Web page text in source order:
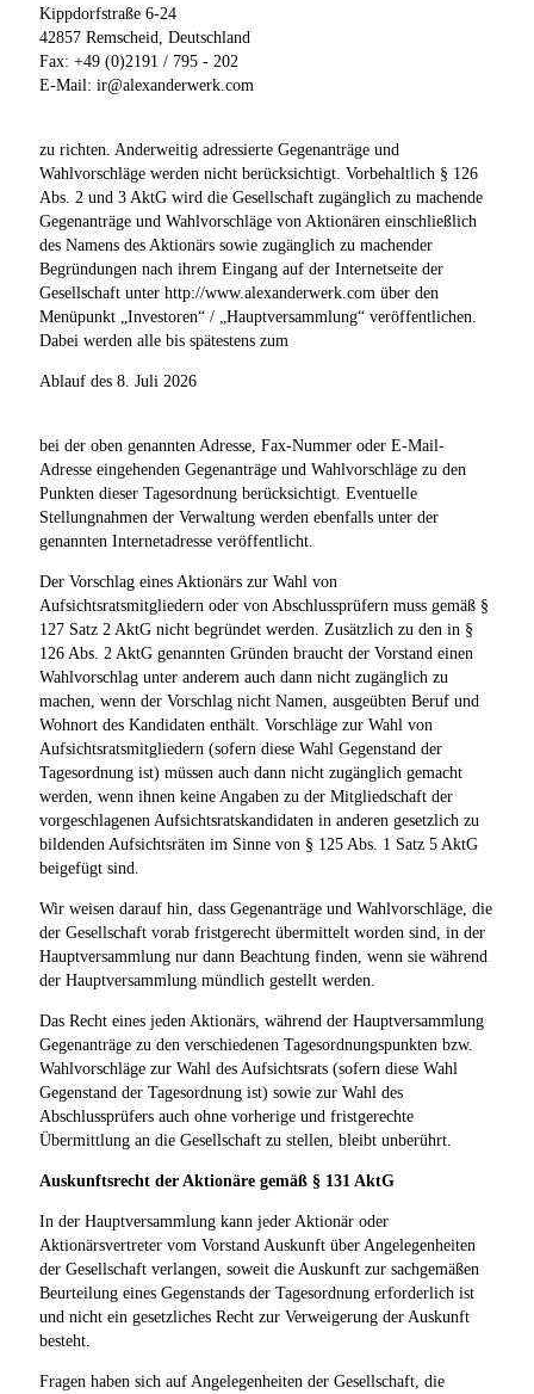
Kippdorfstraße 6-24
42857 Remscheid, Deutschland
Fax: +49 (0)2191 / 795 - 202
E-Mail: ir@alexanderwerk.com
zu richten. Anderweitig adressierte Gegenanträge und
Wahlvorschläge werden nicht berücksichtigt. Vorbehaltlich § 126
Abs. 2 und 3 AktG wird die Gesellschaft zugänglich zu machende
Gegenanträge und Wahlvorschläge von Aktionären einschließlich
des Namens des Aktionärs sowie zugänglich zu machender
Begründungen nach ihrem Eingang auf der Internetseite der
Gesellschaft unter http://www.alexanderwerk.com über den
Menüpunkt „Investoren“ / „Hauptversammlung“ veröffentlichen.
Dabei werden alle bis spätestens zum
Ablauf des 8. Juli 2026
bei der oben genannten Adresse, Fax-Nummer oder E-Mail-
Adresse eingehenden Gegenanträge und Wahlvorschläge zu den
Punkten dieser Tagesordnung berücksichtigt. Eventuelle
Stellungnahmen der Verwaltung werden ebenfalls unter der
genannten Internetadresse veröffentlicht.
Der Vorschlag eines Aktionärs zur Wahl von
Aufsichtsratsmitgliedern oder von Abschlussprüfern muss gemäß §
127 Satz 2 AktG nicht begründet werden. Zusätzlich zu den in §
126 Abs. 2 AktG genannten Gründen braucht der Vorstand einen
Wahlvorschlag unter anderem auch dann nicht zugänglich zu
machen, wenn der Vorschlag nicht Namen, ausgeübten Beruf und
Wohnort des Kandidaten enthält. Vorschläge zur Wahl von
Aufsichtsratsmitgliedern (sofern diese Wahl Gegenstand der
Tagesordnung ist) müssen auch dann nicht zugänglich gemacht
werden, wenn ihnen keine Angaben zu der Mitgliedschaft der
vorgeschlagenen Aufsichtsratskandidaten in anderen gesetzlich zu
bildenden Aufsichtsräten im Sinne von § 125 Abs. 1 Satz 5 AktG
beigefügt sind.
Wir weisen darauf hin, dass Gegenanträge und Wahlvorschläge, die
der Gesellschaft vorab fristgerecht übermittelt worden sind, in der
Hauptversammlung nur dann Beachtung finden, wenn sie während
der Hauptversammlung mündlich gestellt werden.
Das Recht eines jeden Aktionärs, während der Hauptversammlung
Gegenanträge zu den verschiedenen Tagesordnungspunkten bzw.
Wahlvorschläge zur Wahl des Aufsichtsrats (sofern diese Wahl
Gegenstand der Tagesordnung ist) sowie zur Wahl des
Abschlussprüfers auch ohne vorherige und fristgerechte
Übermittlung an die Gesellschaft zu stellen, bleibt unberührt.
Auskunftsrecht der Aktionäre gemäß § 131 AktG
In der Hauptversammlung kann jeder Aktionär oder
Aktionärsvertreter vom Vorstand Auskunft über Angelegenheiten
der Gesellschaft verlangen, soweit die Auskunft zur sachgemäßen
Beurteilung eines Gegenstands der Tagesordnung erforderlich ist
und nicht ein gesetzliches Recht zur Verweigerung der Auskunft
besteht.
Fragen haben sich auf Angelegenheiten der Gesellschaft, die